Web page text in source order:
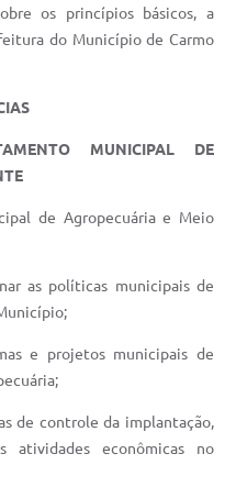
os princípios básicos, a
do Município de Carmo
MUNICIPAL DE
de Agropecuária e Meio
as políticas municipais de
e projetos municipais de
de controle da implantação,
atividades econômicas no